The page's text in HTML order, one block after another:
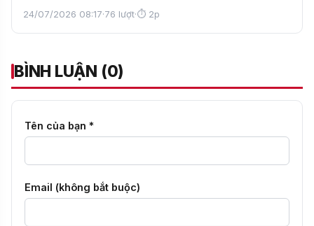
24/07/2026 08:17·76 lượt·⏱ 2p
BÌNH LUẬN (0)
Tên của bạn *
Email (không bắt buộc)